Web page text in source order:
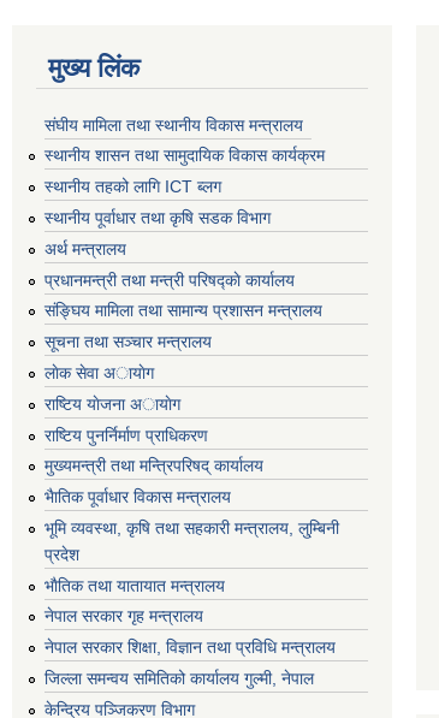
मुख्य लिंक
संघीय मामिला तथा स्थानीय विकास मन्त्रालय
स्थानीय शासन तथा सामुदायिक विकास कार्यक्रम
स्थानीय तहको लागि ICT ब्लग
स्थानीय पूर्वाधार तथा कृषि सडक विभाग
अर्थ मन्त्रालय
प्रधानमन्त्री तथा मन्त्री परिषद्काे कार्यालय
संङ्घिय मामिला तथा सामान्य प्रशासन मन्त्रालय
सूचना तथा सञ्चार मन्त्रालय
लाेक सेवा अायाेग
राष्टिय याेजना अायाेग
राष्टिय पुनर्निर्माण प्राधिकरण
मुख्यमन्त्री तथा मन्त्रिपरिषद् कार्यालय
भैातिक पूर्वाधार विकास मन्त्रालय
भूमि व्यवस्था, कृषि तथा सहकारी मन्त्रालय, लु्म्बिनी
प्रदेश
भाैतिक तथा यातायात मन्त्रालय
नेपाल सरकार गृह मन्त्रालय
नेपाल सरकार शिक्षा, विज्ञान तथा प्रविधि मन्त्रालय
जिल्ला समन्वय समितिको कार्यालय गुल्मी, नेपाल
केन्द्रिय पञ्जिकरण विभाग